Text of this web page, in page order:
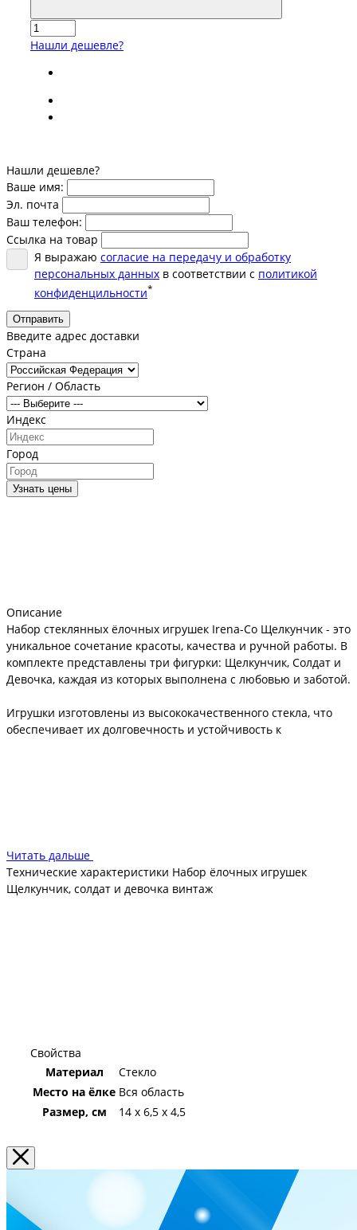
Нашли дешевле?
Нашли дешевле?
Ваше имя:
Эл. почта
Ваш телефон:
Ссылка на товар
Я выражаю согласие на передачу и обработку
персональных данных в соответствии с политикой
конфиденцильности*
Отправить
Введите адрес доставки
Страна
Регион / Область
Индекс
Город
Узнать цены
Описание
Набор стеклянных ёлочных игрушек Irena-Co Щелкунчик - это
уникальное сочетание красоты, качества и ручной работы. В
комплекте представлены три фигурки: Щелкунчик, Солдат и
Девочка, каждая из которых выполнена с любовью и заботой.
Игрушки изготовлены из высококачественного стекла, что
обеспечивает их долговечность и устойчивость к
использовать их для украшения новогодней ёлки или
интерьера, подвесив к люстре или разместив на полочке.
Читать дальше
Технические характеристики Набор ёлочных игрушек
Щелкунчик, солдат и девочка винтаж
Свойства
Материал
Стекло
Место на ёлке Вся область
Размер, см
14 х 6,5 х 4,5